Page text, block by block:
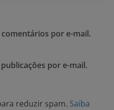
por e-mail.
por e-mail.
reduzir spam. Saiba